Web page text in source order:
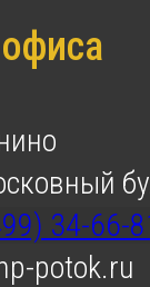
34-66-
potok.ru